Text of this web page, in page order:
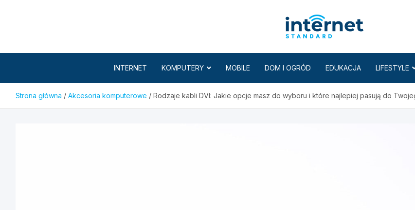
INTERNET KOMPUTERY MOBILE DOM I OGRÓD EDUKACJA LIFESTYLE
Strona główna Akcesoria komputerowe Rodzaje kabli DVI: Jakie opcje masz do wyboru i które najlepiej pasują do